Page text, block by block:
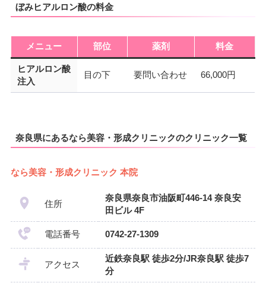
ぼみヒアルロン酸の料金
メニュー 部位 薬剤 料金
ヒアルロン酸
注入
目の下 要問い合わせ 66,000円
奈良県にあるなら美容・形成クリニックのクリニック一覧
なら美容・形成クリニック 本院
住所
奈良県奈良市油阪町446-14 奈良安
田ビル 4F
電話番号 0742-27-1309
アクセス
近鉄奈良駅 徒歩2分/JR奈良駅 徒歩7
分